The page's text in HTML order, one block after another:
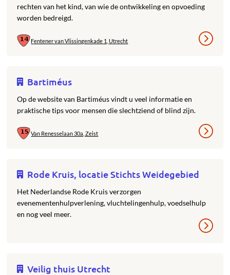
rechten van het kind, van wie de ontwikkeling en opvoeding
worden bedreigd.
Fentener van Vlissingenkade 1, Utrecht
Bartiméus
Op de website van Bartiméus vindt u veel informatie en
praktische tips voor mensen die slechtziend of blind zijn.
Van Renesselaan 30a, Zeist
Rode Kruis, locatie Stichts Weidegebied
Het Nederlandse Rode Kruis verzorgen
evenementenhulpverlening, vluchtelingenhulp, voedselhulp
en nog veel meer.
Veilig thuis Utrecht